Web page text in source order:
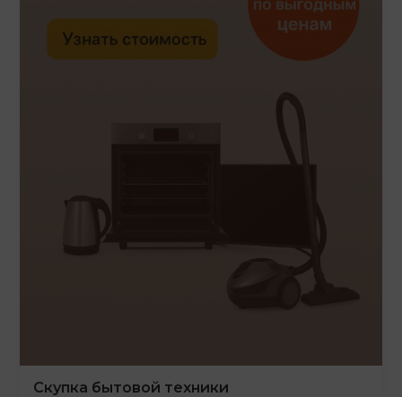
Скупка бытовой техники